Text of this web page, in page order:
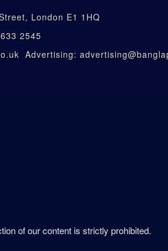
London E1 1HQ
2545
Advertising:
of our content is strictly prohibited.